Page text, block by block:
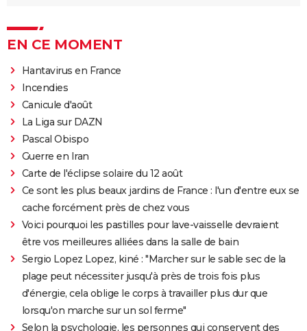
EN CE MOMENT
Hantavirus en France
Incendies
Canicule d'août
La Liga sur DAZN
Pascal Obispo
Guerre en Iran
Carte de l'éclipse solaire du 12 août
Ce sont les plus beaux jardins de France : l'un d'entre eux se
cache forcément près de chez vous
Voici pourquoi les pastilles pour lave-vaisselle devraient
être vos meilleures alliées dans la salle de bain
Sergio Lopez Lopez, kiné : "Marcher sur le sable sec de la
plage peut nécessiter jusqu'à près de trois fois plus
d'énergie, cela oblige le corps à travailler plus dur que
lorsqu'on marche sur un sol ferme"
Selon la psychologie, les personnes qui conservent des